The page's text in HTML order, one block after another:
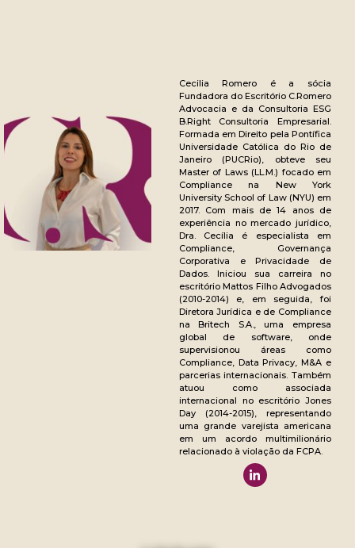
Cecilia Romero é a sócia
Fundadora do Escritório C.Romero
Advocacia e da Consultoria ESG
B.Right Consultoria Empresarial.
Formada em Direito pela Pontífica
Universidade Católica do Rio de
Janeiro (PUCRio), obteve seu
Master of Laws (LL.M.) focado em
Compliance na New York
University School of Law (NYU) em
2017. Com mais de 14 anos de
experiência no mercado jurídico,
Dra. Cecília é especialista em
Compliance, Governança
Corporativa e Privacidade de
Dados. Iniciou sua carreira no
escritório Mattos Filho Advogados
(2010-2014) e, em seguida, foi
Diretora Jurídica e de Compliance
na Britech S.A., uma empresa
global de software, onde
supervisionou áreas como
Compliance, Data Privacy, M&A e
parcerias internacionais. Também
atuou como associada
internacional no escritório Jones
Day (2014-2015), representando
uma grande varejista americana
em um acordo multimilionário
relacionado à violação da FCPA.